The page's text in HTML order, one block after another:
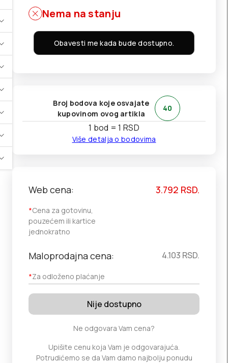
Nema na stanju
Obavesti me kada bude dostupno.
Broj bodova koje osvajate
kupovinom ovog artikla
40
1 bod = 1 RSD
Više detalja o bodovima
Web cena:
*Cena za gotovinu,
pouzećem ili kartice
jednokratno
3.792 RSD.
Maloprodajna cena:
*Za odloženo plaćanje
4.103 RSD.
Nije dostupno
Ne odgovara Vam cena?
Upišite cenu koja Vam je odgovarajuća.
Potrudićemo se da Vam damo najbolju ponudu